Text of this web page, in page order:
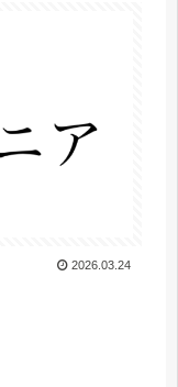
2026.03.24